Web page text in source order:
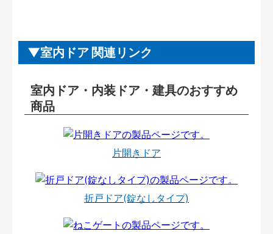
室内ドア 関連リンク
室内ドア・内装ドア・建具のおすすめ
商品
片開きドア
折戸ドア(錠なしタイプ)